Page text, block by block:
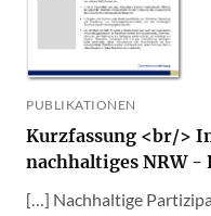
PUBLIKATIONEN
Kurzfassung <br/>
nachhaltiges NRW
[…] Nachhaltige